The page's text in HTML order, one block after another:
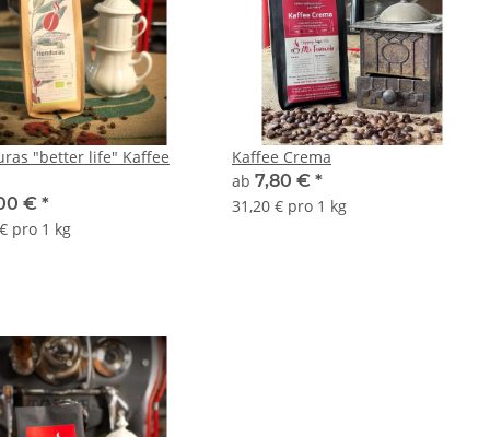
"better life" Kaffee
€ *
pro 1 kg
Kaffee Crema
ab 7,80 € *
31,20 € pro 1 kg